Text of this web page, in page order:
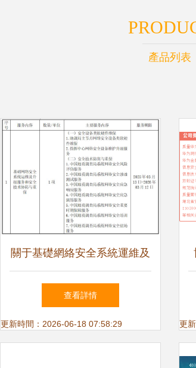
產品列表
關于基礎網絡安全系統運維及
升級服務與技術協防、重保項
目的公開招標公告
查看詳情
更新時間：2026-06-18 07:58:29 更